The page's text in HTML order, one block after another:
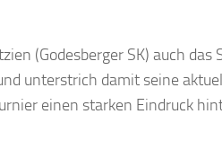
(Godesberger SK) auch das
unterstrich damit seine
einen starken Eindruck